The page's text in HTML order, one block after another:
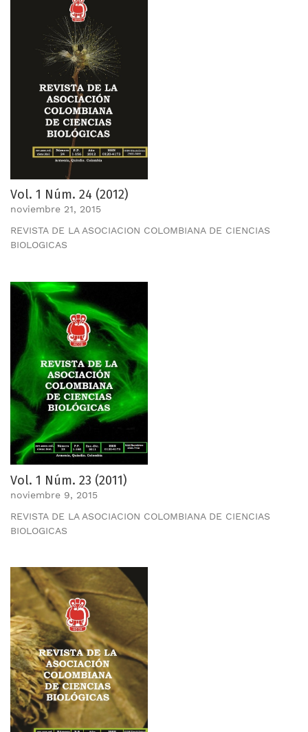
Vol. 1 Núm. 24 (2012)
noviembre 21, 2015
REVISTA DE LA ASOCIACION COLOMBIANA DE CIENCIAS
BIOLOGICAS
Vol. 1 Núm. 23 (2011)
noviembre 9, 2015
REVISTA DE LA ASOCIACION COLOMBIANA DE CIENCIAS
BIOLOGICAS